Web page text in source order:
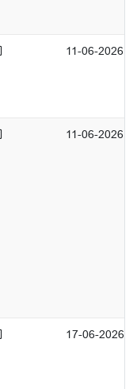
Afgedaan 11-06-2026
Afgedaan 11-06-2026
Afgedaan 17-06-2026